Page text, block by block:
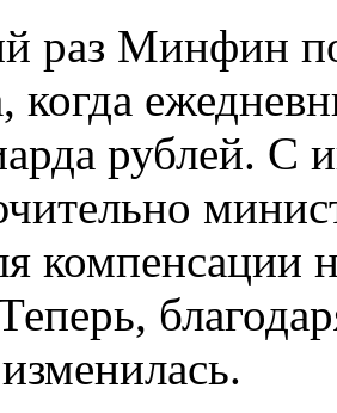
раз Минфин
когда
рублей. С
компенсации